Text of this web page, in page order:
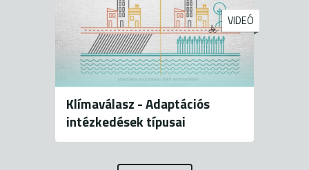
VIDEÓ
Klímaválasz - Adaptációs
intézkedések típusai